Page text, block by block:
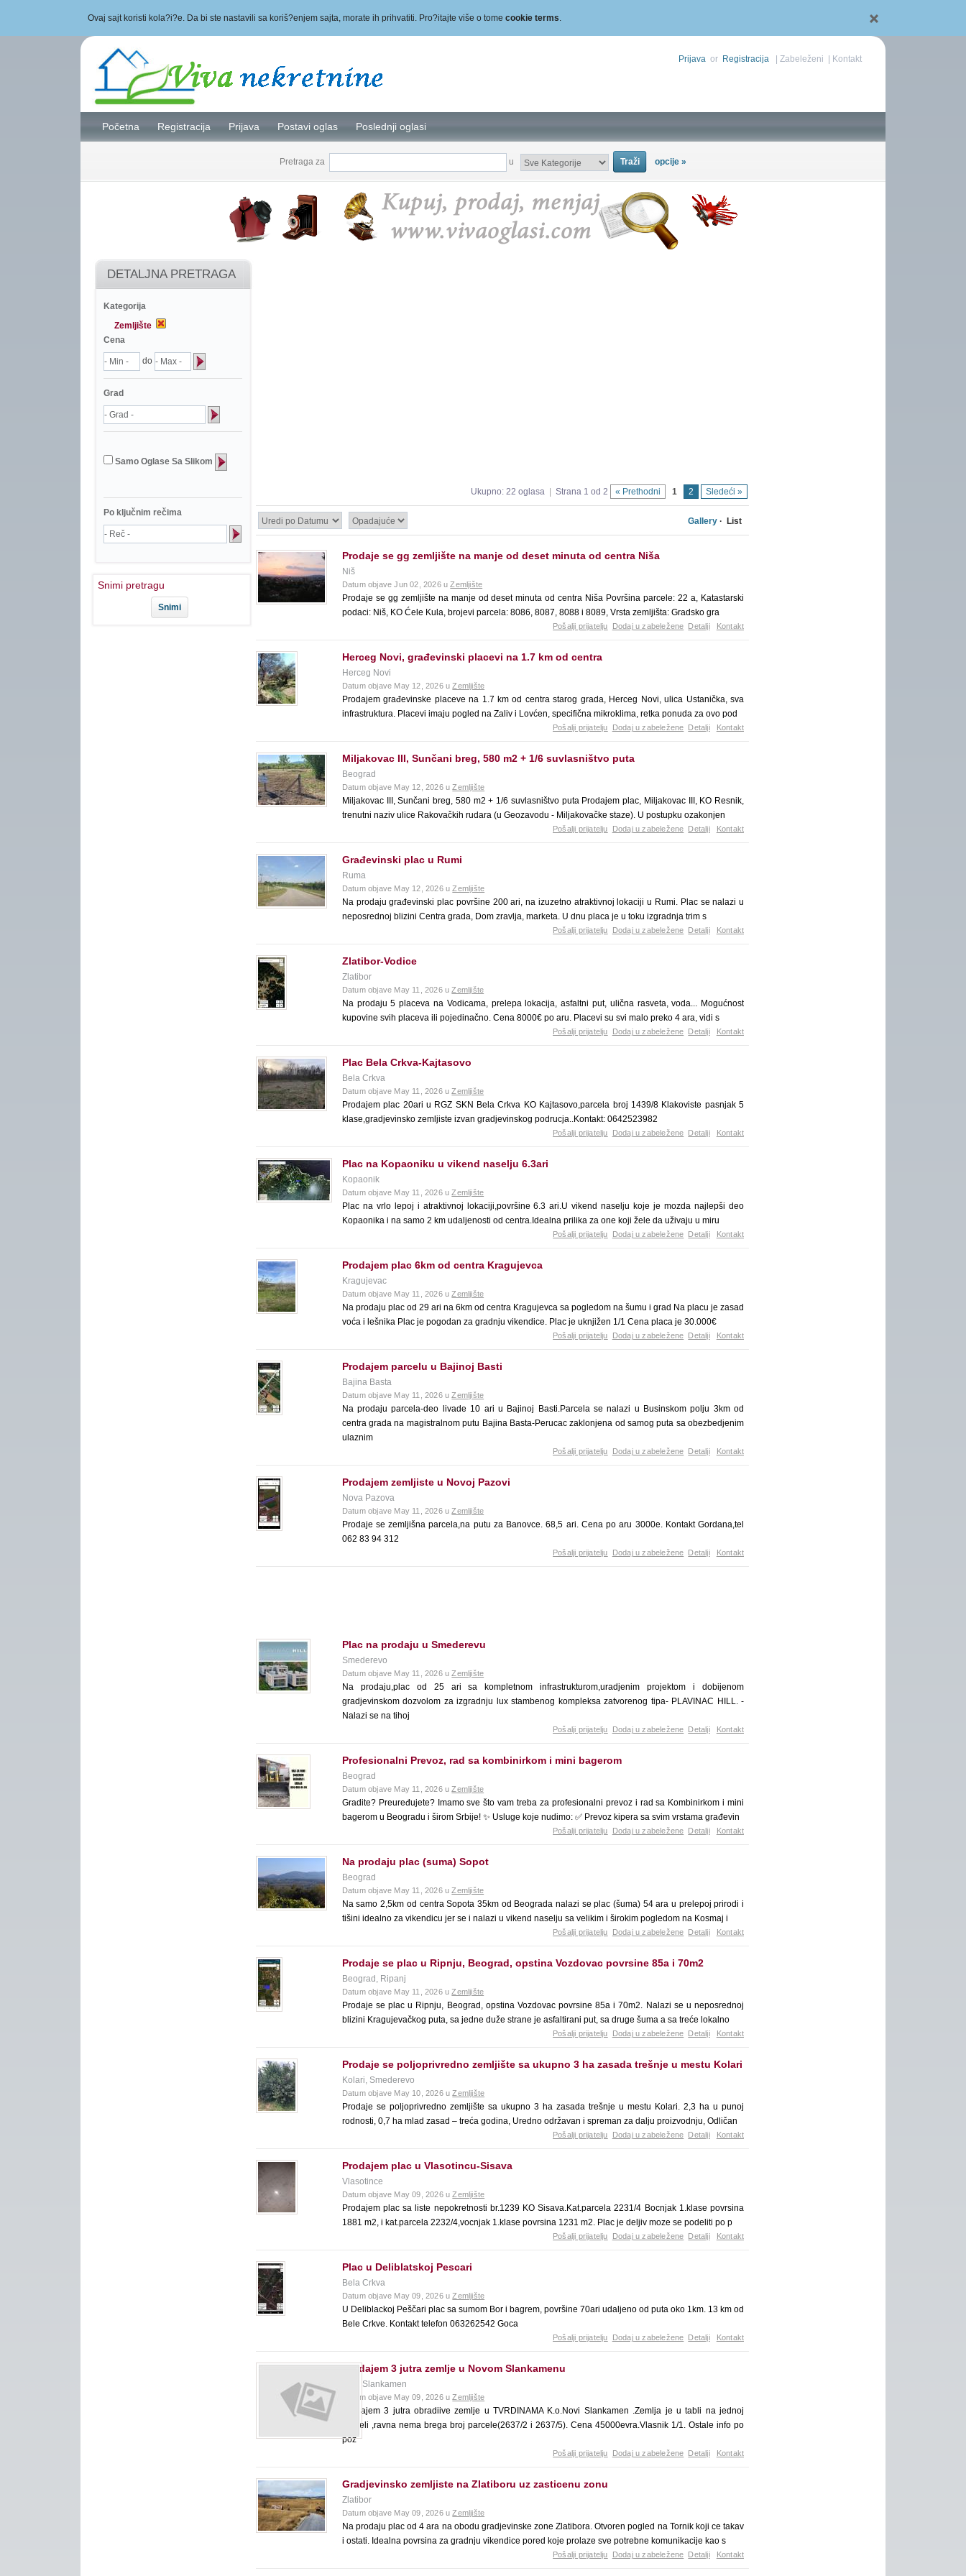
Ovaj sajt koristi kola?i?e. Da bi ste nastavili sa koriš?enjem sajta, morate ih prihvatiti. Pro?itajte više o tome cookie terms.
Prijava or Registracija Zabeleženi Kontakt
Početna Registracija Prijava Postavi oglas Poslednji oglasi
Pretraga za u opcije »
DETALJNA PRETRAGA
Kategorija
Zemljište
Cena
do
Grad
Samo Oglase Sa Slikom
Po ključnim rečima
Snimi pretragu
Ukupno: 22 oglasa Strana 1 od 2 « Prethodni 1 2 Sledeći »
Gallery · List
Prodaje se gg zemljište na manje od deset minuta od centra Niša
Niš
Datum objave Jun 02, 2026 uZemljište
Prodaje se gg zemljište na manje od deset minuta od centra Niša Površina parcele: 22 a, Katastarski
podaci: Niš, KO Ćele Kula, brojevi parcela: 8086, 8087, 8088 i 8089, Vrsta zemljišta: Gradsko gra
Pošalji prijatelju Dodaj u zabeležene Detalji Kontakt
Herceg Novi, građevinski placevi na 1.7 km od centra
Herceg Novi
Datum objave May 12, 2026 uZemljište
Prodajem građevinske placeve na 1.7 km od centra starog grada, Herceg Novi, ulica Ustanička, sva
infrastruktura. Placevi imaju pogled na Zaliv i Lovćen, specifična mikroklima, retka ponuda za ovo pod
Pošalji prijatelju Dodaj u zabeležene Detalji Kontakt
Miljakovac III, Sunčani breg, 580 m2 + 1/6 suvlasništvo puta
Beograd
Datum objave May 12, 2026 uZemljište
Miljakovac III, Sunčani breg, 580 m2 + 1/6 suvlasništvo puta Prodajem plac, Miljakovac III, KO Resnik,
trenutni naziv ulice Rakovačkih rudara (u Geozavodu - Miljakovačke staze). U postupku ozakonjen
Pošalji prijatelju Dodaj u zabeležene Detalji Kontakt
Građevinski plac u Rumi
Ruma
Datum objave May 12, 2026 uZemljište
Na prodaju građevinski plac površine 200 ari, na izuzetno atraktivnoj lokaciji u Rumi. Plac se nalazi u
neposrednoj blizini Centra grada, Dom zravlja, marketa. U dnu placa je u toku izgradnja trim s
Pošalji prijatelju Dodaj u zabeležene Detalji Kontakt
Zlatibor-Vodice
Zlatibor
Datum objave May 11, 2026 uZemljište
Na prodaju 5 placeva na Vodicama, prelepa lokacija, asfaltni put, ulična rasveta, voda... Mogućnost
kupovine svih placeva ili pojedinačno. Cena 8000€ po aru. Placevi su svi malo preko 4 ara, vidi s
Pošalji prijatelju Dodaj u zabeležene Detalji Kontakt
Plac Bela Crkva-Kajtasovo
Bela Crkva
Datum objave May 11, 2026 uZemljište
Prodajem plac 20ari u RGZ SKN Bela Crkva KO Kajtasovo,parcela broj 1439/8 Klakoviste pasnjak 5
klase,gradjevinsko zemljiste izvan gradjevinskog podrucja..Kontakt: 0642523982
Pošalji prijatelju Dodaj u zabeležene Detalji Kontakt
Plac na Kopaoniku u vikend naselju 6.3ari
Kopaonik
Datum objave May 11, 2026 uZemljište
Plac na vrlo lepoj i atraktivnoj lokaciji,površine 6.3 ari.U vikend naselju koje je mozda najlepši deo
Kopaonika i na samo 2 km udaljenosti od centra.Idealna prilika za one koji žele da uživaju u miru
Pošalji prijatelju Dodaj u zabeležene Detalji Kontakt
Prodajem plac 6km od centra Kragujevca
Kragujevac
Datum objave May 11, 2026 uZemljište
Na prodaju plac od 29 ari na 6km od centra Kragujevca sa pogledom na šumu i grad Na placu je zasad
voća i lešnika Plac je pogodan za gradnju vikendice. Plac je uknjižen 1/1 Cena placa je 30.000€
Pošalji prijatelju Dodaj u zabeležene Detalji Kontakt
Prodajem parcelu u Bajinoj Basti
Bajina Basta
Datum objave May 11, 2026 uZemljište
Na prodaju parcela-deo livade 10 ari u Bajinoj Basti.Parcela se nalazi u Businskom polju 3km od
centra grada na magistralnom putu Bajina Basta-Perucac zaklonjena od samog puta sa obezbedjenim
ulaznim
Pošalji prijatelju Dodaj u zabeležene Detalji Kontakt
Prodajem zemljiste u Novoj Pazovi
Nova Pazova
Datum objave May 11, 2026 uZemljište
Prodaje se zemljišna parcela,na putu za Banovce. 68,5 ari. Cena po aru 3000e. Kontakt Gordana,tel
062 83 94 312
Pošalji prijatelju Dodaj u zabeležene Detalji Kontakt
Plac na prodaju u Smederevu
Smederevo
Datum objave May 11, 2026 uZemljište
Na prodaju,plac od 25 ari sa kompletnom infrastrukturom,uradjenim projektom i dobijenom
gradjevinskom dozvolom za izgradnju lux stambenog kompleksa zatvorenog tipa- PLAVINAC HILL. -
Nalazi se na tihoj
Pošalji prijatelju Dodaj u zabeležene Detalji Kontakt
Profesionalni Prevoz, rad sa kombinirkom i mini bagerom
Beograd
Datum objave May 11, 2026 uZemljište
Gradite? Preuređujete? Imamo sve što vam treba za profesionalni prevoz i rad sa Kombinirkom i mini
bagerom u Beogradu i širom Srbije! ✨ Usluge koje nudimo: ✅ Prevoz kipera sa svim vrstama građevin
Pošalji prijatelju Dodaj u zabeležene Detalji Kontakt
Na prodaju plac (suma) Sopot
Beograd
Datum objave May 11, 2026 uZemljište
Na samo 2,5km od centra Sopota 35km od Beograda nalazi se plac (šuma) 54 ara u prelepoj prirodi i
tišini idealno za vikendicu jer se i nalazi u vikend naselju sa velikim i širokim pogledom na Kosmaj i
Pošalji prijatelju Dodaj u zabeležene Detalji Kontakt
Prodaje se plac u Ripnju, Beograd, opstina Vozdovac povrsine 85a i 70m2
Beograd, Ripanj
Datum objave May 11, 2026 uZemljište
Prodaje se plac u Ripnju, Beograd, opstina Vozdovac povrsine 85a i 70m2. Nalazi se u neposrednoj
blizini Kragujevačkog puta, sa jedne duže strane je asfaltirani put, sa druge šuma a sa treće lokalno
Pošalji prijatelju Dodaj u zabeležene Detalji Kontakt
Prodaje se poljoprivredno zemljište sa ukupno 3 ha zasada trešnje u mestu Kolari
Kolari, Smederevo
Datum objave May 10, 2026 uZemljište
Prodaje se poljoprivredno zemljište sa ukupno 3 ha zasada trešnje u mestu Kolari. 2,3 ha u punoj
rodnosti, 0,7 ha mlad zasad – treća godina, Uredno održavan i spreman za dalju proizvodnju, Odličan
Pošalji prijatelju Dodaj u zabeležene Detalji Kontakt
Prodajem plac u Vlasotincu-Sisava
Vlasotince
Datum objave May 09, 2026 uZemljište
Prodajem plac sa liste nepokretnosti br.1239 KO Sisava.Kat.parcela 2231/4 Bocnjak 1.klase povrsina
1881 m2, i kat.parcela 2232/4,vocnjak 1.klase povrsina 1231 m2. Plac je deljiv moze se podeliti po p
Pošalji prijatelju Dodaj u zabeležene Detalji Kontakt
Plac u Deliblatskoj Pescari
Bela Crkva
Datum objave May 09, 2026 uZemljište
U Deliblackoj Peščari plac sa sumom Bor i bagrem, površine 70ari udaljeno od puta oko 1km. 13 km od
Bele Crkve. Kontakt telefon 063262542 Goca
Pošalji prijatelju Dodaj u zabeležene Detalji Kontakt
Prodajem 3 jutra zemlje u Novom Slankamenu
Novi Slankamen
Datum objave May 09, 2026 uZemljište
Prodajem 3 jutra obradiive zemlje u TVRDINAMA K.o.Novi Slankamen .Zemlja je u tabli na jednoj
parceli ,ravna nema brega broj parcele(2637/2 i 2637/5). Cena 45000evra.Vlasnik 1/1. Ostale info po
poz
Pošalji prijatelju Dodaj u zabeležene Detalji Kontakt
Gradjevinsko zemljiste na Zlatiboru uz zasticenu zonu
Zlatibor
Datum objave May 09, 2026 uZemljište
Na prodaju plac od 4 ara na obodu gradjevinske zone Zlatibora. Otvoren pogled na Tornik koji ce takav
i ostati. Idealna povrsina za gradnju vikendice pored koje prolaze sve potrebne komunikacije kao s
Pošalji prijatelju Dodaj u zabeležene Detalji Kontakt